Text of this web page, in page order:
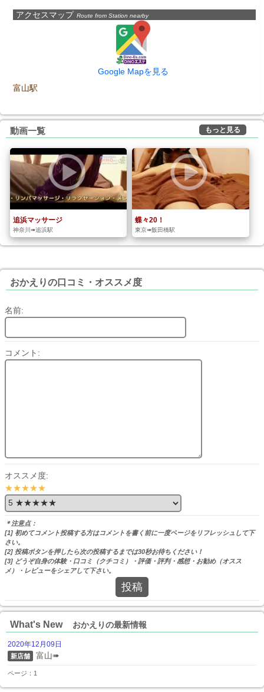
アクセスマップ Route from Station nearby
Google Mapを見る
富山駅
動画一覧 もっと見る
追浜マッサージ
神奈川➠追浜駅
蝶々20！
東京➠飯田橋駅
おかえりの口コミ・オススメ度
名前:
コメント:
オススメ度:
★★★★★
＊注意点：
[1] 初めてコメント投稿する方はコメントを書く前に一度ページをリフレッシュして下
さい。
[2] 投稿ボタンを押したら次の投稿するまでは30秒お待ちください！
[3] どうぞ自身の体験・口コミ（クチコミ）・評価・評判・感想・お勧め（オスス
メ）・レビューをシェアして下さい。
投稿
What's New おかえりの最新情報
2020年12月09日
新店舗 富山➠
ページ：1